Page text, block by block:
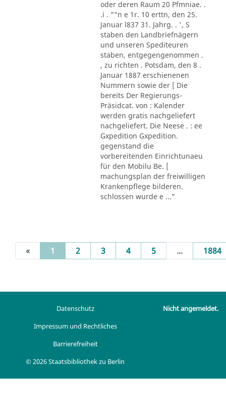
oder deren Raum 20 Pfmniae. .
.i . ""n e 1r. 10 erttn, den 25.
Januar l837 31. Jahrg. . ', S
staben den Landbriefnägern
und unseren Spediteuren
staben, entgegengenommen .
, zu richten . Potsdam, den 8 .
Januar 1887 erschienenen
Nummern sowie der [ Die
bereits Der Regierungs-
Präsidcat. von : Kalender
werden gratis nachgeliefert
nachgeliefert. Die Neese . : ee
Gxpedition Gxpedition.
gegenstand die
vorbereitenden Einrichtunaeu
für den Mobilu Be. [
machungsplan der freiwilligen
Krankenpflege bilderen.
schlossen wurde e ..."
« 1 (current)
2 3 4 5 ... 1884
Datenschutz
Impressum und Rechtliches
Barrierefreiheit
© 2026 Staatsbibliothek zu Berlin
Nicht angemeldet.